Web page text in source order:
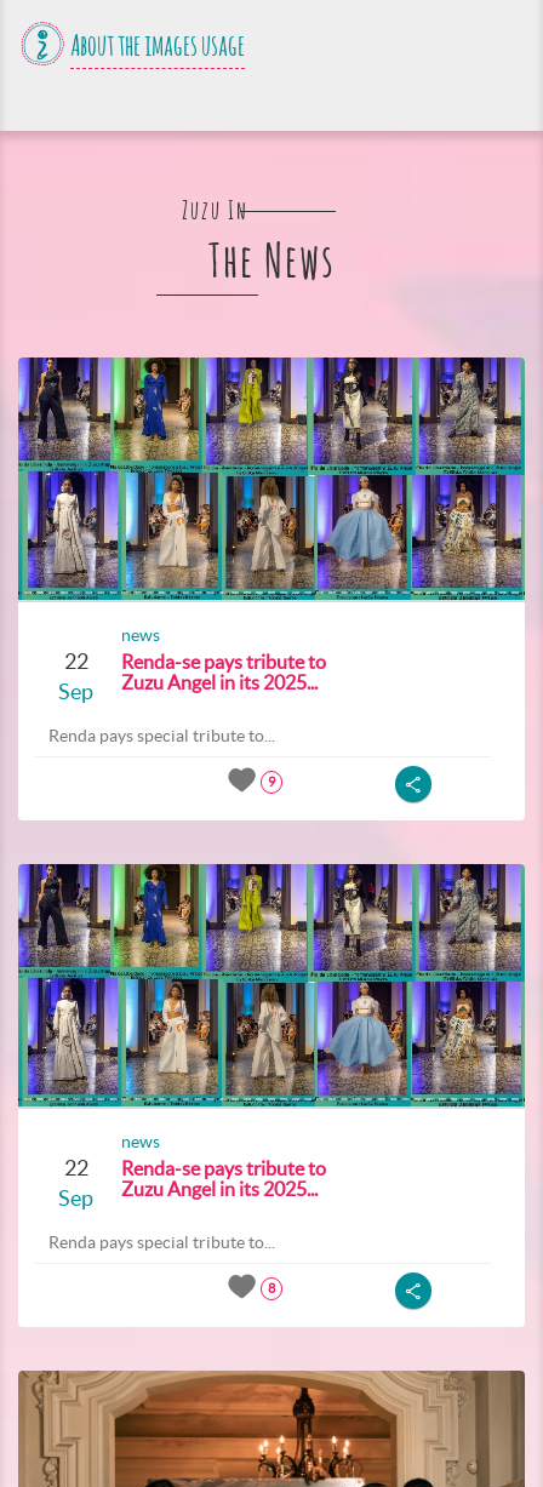
About the images usage
Zuzu In
The News
22
Sep
news
Renda-se pays tribute to
Zuzu Angel in its 2025...
Renda pays special tribute to...
9
22
Sep
news
Renda-se pays tribute to
Zuzu Angel in its 2025...
Renda pays special tribute to...
8